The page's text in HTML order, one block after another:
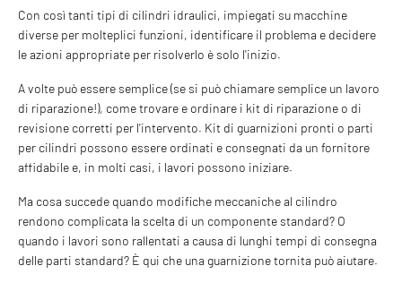
Con così tanti tipi di cilindri idraulici, impiegati su macchine
diverse per molteplici funzioni, identificare il problema e decidere
le azioni appropriate per risolverlo è solo l'inizio.
A volte può essere semplice (se si può chiamare semplice un lavoro
di riparazione!), come trovare e ordinare i kit di riparazione o di
revisione corretti per l'intervento. Kit di guarnizioni pronti o parti
per cilindri possono essere ordinati e consegnati da un fornitore
affidabile e, in molti casi, i lavori possono iniziare.
Ma cosa succede quando modifiche meccaniche al cilindro
rendono complicata la scelta di un componente standard? O
quando i lavori sono rallentati a causa di lunghi tempi di consegna
delle parti standard? È qui che una guarnizione tornita può aiutare.